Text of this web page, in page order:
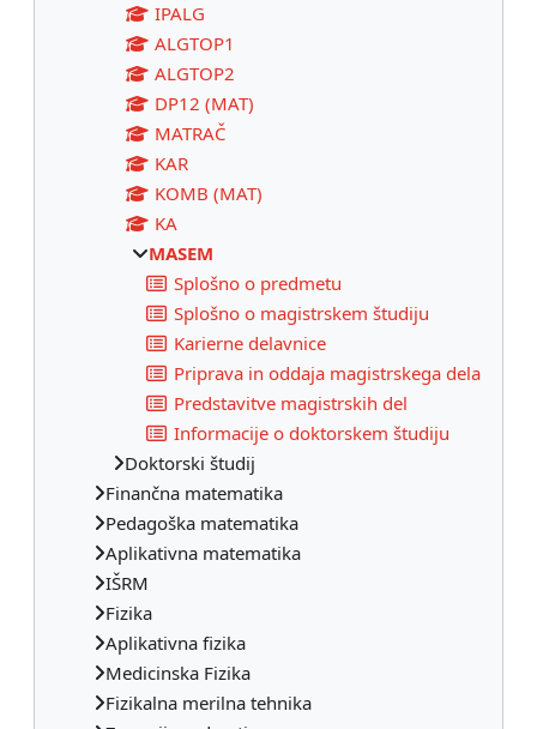
IPALG
ALGTOP1
ALGTOP2
DP12 (MAT)
MATRAČ
KAR
KOMB (MAT)
KA
MASEM
Splošno o predmetu
Splošno o magistrskem študiju
Karierne delavnice
Priprava in oddaja magistrskega dela
Predstavitve magistrskih del
Informacije o doktorskem študiju
Doktorski študij
Finančna matematika
Pedagoška matematika
Aplikativna matematika
IŠRM
Fizika
Aplikativna fizika
Medicinska Fizika
Fizikalna merilna tehnika